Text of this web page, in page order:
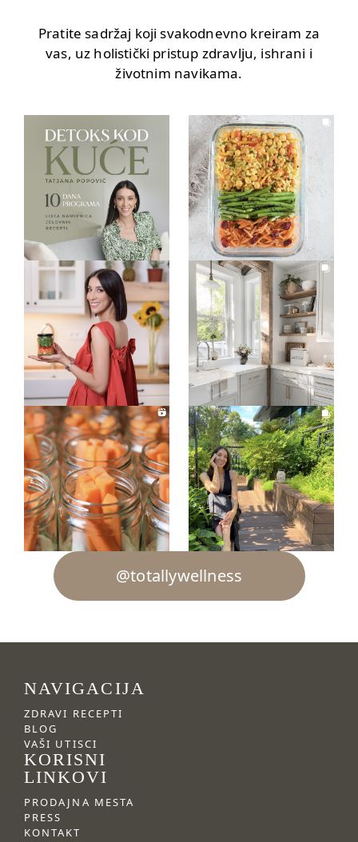
Pratite sadržaj koji svakodnevno kreiram za
vas, uz holistički pristup zdravlju, ishrani i
životnim navikama.
@totallywellness
NAVIGACIJA
ZDRAVI RECEPTI
BLOG
VAŠI UTISCI
KORISNI
LINKOVI
PRODAJNA MESTA
PRESS
KONTAKT